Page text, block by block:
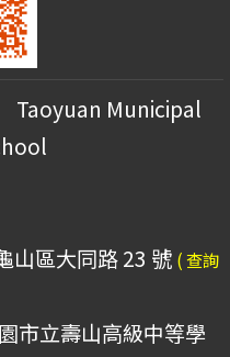
Taoyuan Municipal
山區大同路 23 號 ( 查詢
市立壽山高級中等學